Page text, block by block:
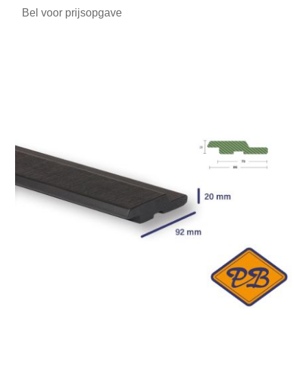
Bel voor prijsopgave